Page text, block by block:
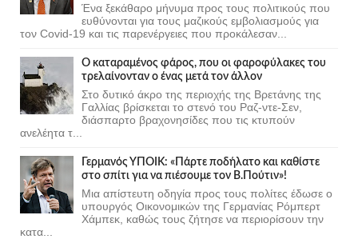
Ένα ξεκάθαρο μήνυμα προς τους πολιτικούς που
ευθύνονται για τους μαζικούς εμβολιασμούς για
τον Covid-19 και τις παρενέργειες που προκάλεσαν...
Ο καταραμένος φάρος, που οι φαροφύλακες του
τρελαίνονταν ο ένας μετά τον άλλον
Στο δυτικό άκρο της περιοχής της Βρετάνης της
Γαλλίας βρίσκεται το στενό του Ραζ-ντε-Σεν,
διάσπαρτο βραχονησίδες που τις κτυπούν
ανελέητα τ...
Γερμανός ΥΠΟΙΚ: «Πάρτε ποδήλατο και καθίστε
στο σπίτι για να πιέσουμε τον Β.Πούτιν»!
Μια απίστευτη οδηγία προς τους πολίτες έδωσε ο
υπουργός Οικονομικών της Γερμανίας Ρόμπερτ
Χάμπεκ, καθώς τους ζήτησε να περιορίσουν την
κατα...